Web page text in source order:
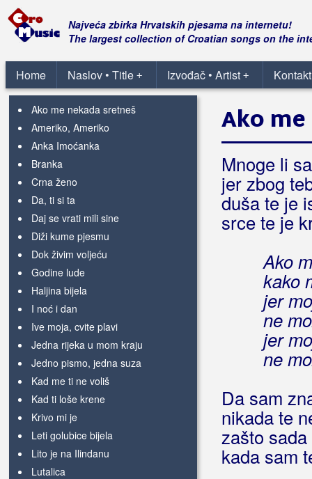
Najveća zbirka Hrvatskih pjesama na internetu!
The largest collection of Croatian songs on the
Home +
Naslov • Title +
Izvođač • Artist
Bebić, Zoran Beba
Begić, Zoran Zoka
Ako me nekada sretneš
Ameriko, Ameriko
Anka Imoćanka
Branka
Crna ženo
Da, ti si ta
Daj se vrati mili sine
Diži kume pjesmu
Dok živim voljeću
Godine lude
Haljina bijela
I noć i dan
Ive moja, cvite plavi
Jedna rijeka u mom kraju
Jedno pismo, jedna suza
Kad me ti ne voliš
Kad ti loše krene
Krivo mi je
Leti golubice bijela
Lito je na Ilindanu
Lutalica
Ako
Mnoge li
jer zbog
duša te je
srce te je
Ako
kako
jer
ne
jer
ne
Da sam
nikada te
zašto
kada sam